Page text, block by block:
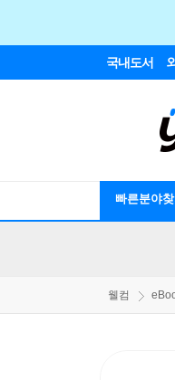
국내도서
빠른분야찾
웰컴